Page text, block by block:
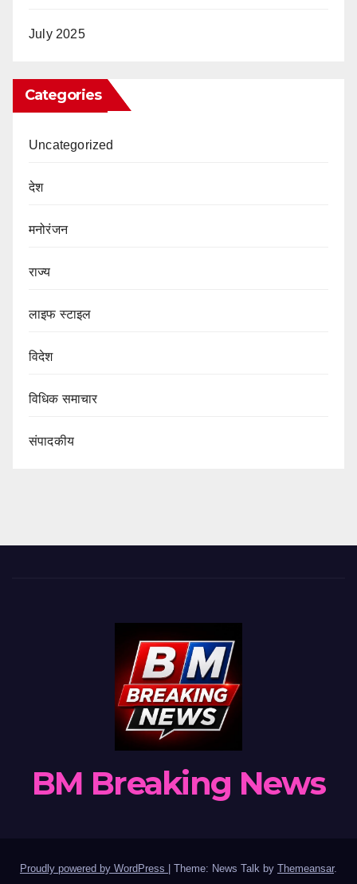
July 2025
Categories
Uncategorized
देश
मनोरंजन
राज्य
लाइफ स्टाइल
विदेश
विधिक समाचार
संपादकीय
BM Breaking News
Proudly powered by WordPress Theme: News Talk by Themeansar.